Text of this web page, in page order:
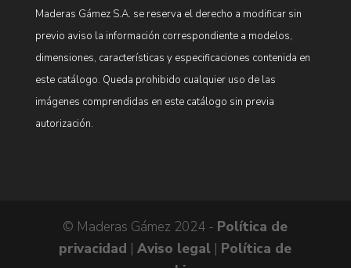
Maderas Gámez S.A. se reserva el derecho a modificar sin
previo aviso la información correspondiente a modelos,
dimensiones, características y especificaciones contenida en
este catálogo. Queda prohibido cualquier uso de las
imágenes comprendidas en este catálogo sin previa
autorización.
© Maderas Gámez 2024 - Política de
privacidad |Aviso legal | Política de